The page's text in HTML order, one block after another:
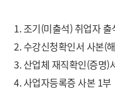
1. 조기(미출석) 취업자
2. 수강신청확인서 사본(
3. 산업체 재직확인(증명)
4. 사업자등록증 사본 1부